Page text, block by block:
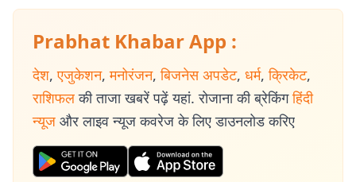
Prabhat Khabar App :
देश, एजुकेशन, मनोरंजन, बिजनेस अपडेट, धर्म, क्रिकेट,
राशिफल की ताजा खबरें पढ़ें यहां. रोजाना की ब्रेकिंग हिंदी
न्यूज और लाइव न्यूज कवरेज के लिए डाउनलोड करिए